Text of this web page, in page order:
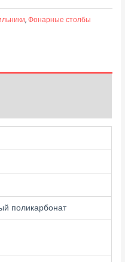
,Фонарные столбы
поликарбонат